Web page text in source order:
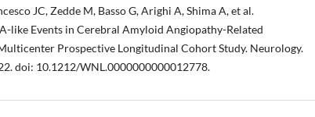
JC, Zedde M, Basso G, Arighi A, Shima A, et al.
like Events in Cerebral Amyloid Angiopathy-Related
Prospective Longitudinal Cohort Study. Neurology.
doi: 10.1212/WNL.0000000000012778.